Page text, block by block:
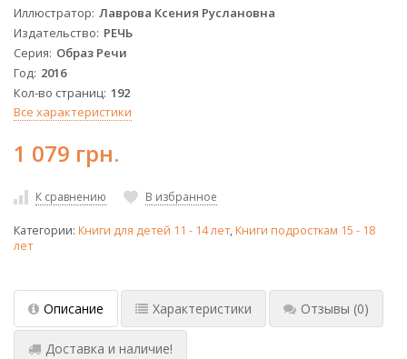
Иллюстратор Лаврова Ксения Руслановна
Издательство РЕЧЬ
Серия Образ Речи
Год 2016
Кол-во страниц 192
Все характеристики
1 079 грн.
К сравнению В избранное
Категории: Книги для детей 11 - 14 лет,Книги подросткам 15 - 18
лет
Описание Характеристики Отзывы (0)
Доставка и наличие!